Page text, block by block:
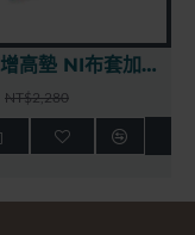
ISOFIX增高墊 NI布套加購 - 夢幻五彩款
NT$2,280